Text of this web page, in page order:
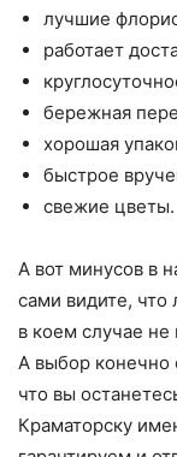
лучшие
работает
бережная
хорошая
быстрое
свежие цветы.
А вот минусов в
сами видите,
в коем случае не
А выбор конечно
что вы
Краматорску